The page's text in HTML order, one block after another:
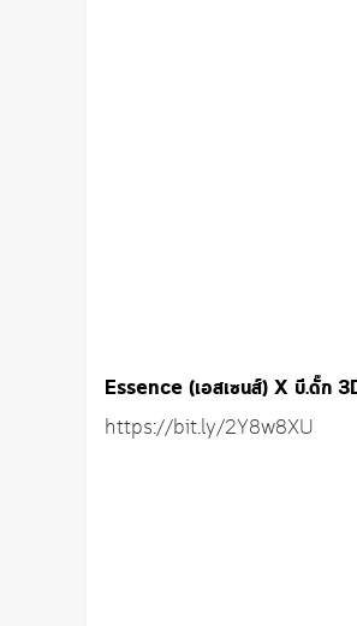
Essence (เอสเซนส์) X บี.ดั๊ก
https://bit.ly/2Y8w8XU